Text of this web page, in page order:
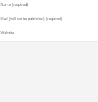
Name (required)
Mail (will not be published) (required)
Website